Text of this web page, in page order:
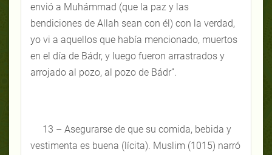
envió a Muhámmad (que la paz y las
bendiciones de Allah sean con él) con la verdad,
yo vi a aquellos que había mencionado, muertos
en el día de Bádr, y luego fueron arrastrados y
arrojado al pozo, al pozo de Bádr”.
13 – Asegurarse de que su comida, bebida y
vestimenta es buena (lícita). Muslim (1015) narró